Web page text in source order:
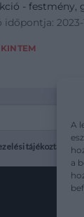
A
a
- festmény,
2023-
tájékoztatót: